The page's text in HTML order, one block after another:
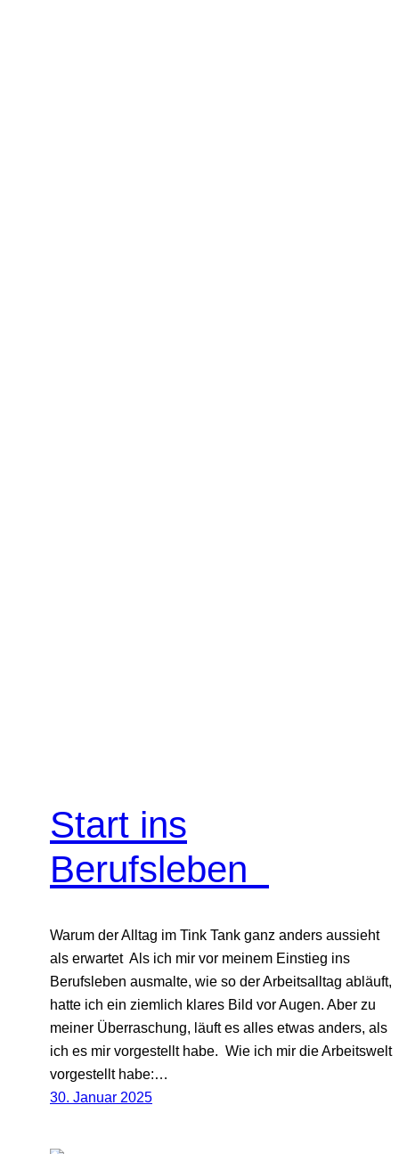
Start ins
Berufsleben
Warum der Alltag im Tink Tank ganz anders aussieht
als erwartet Als ich mir vor meinem Einstieg ins
Berufsleben ausmalte, wie so der Arbeitsalltag abläuft,
hatte ich ein ziemlich klares Bild vor Augen. Aber zu
meiner Überraschung, läuft es alles etwas anders, als
ich es mir vorgestellt habe. Wie ich mir die Arbeitswelt
vorgestellt habe:…
30. Januar 2025